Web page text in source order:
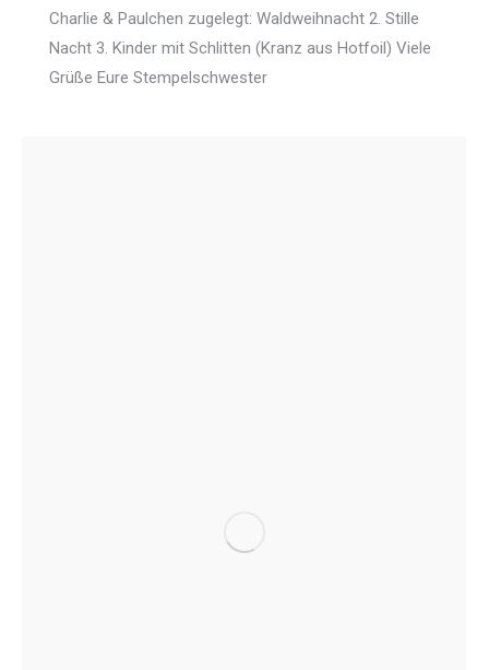
Charlie & Paulchen zugelegt: Waldweihnacht 2. Stille
Nacht 3. Kinder mit Schlitten (Kranz aus Hotfoil) Viele
Grüße Eure Stempelschwester